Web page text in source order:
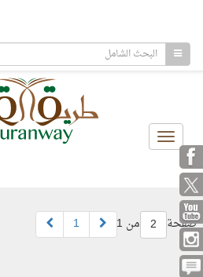
Toggle
navigation
صفحة 2 من 1 1